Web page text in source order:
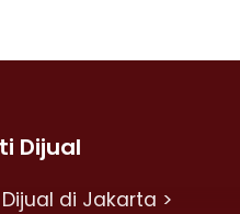
Dijual
di Jakarta >